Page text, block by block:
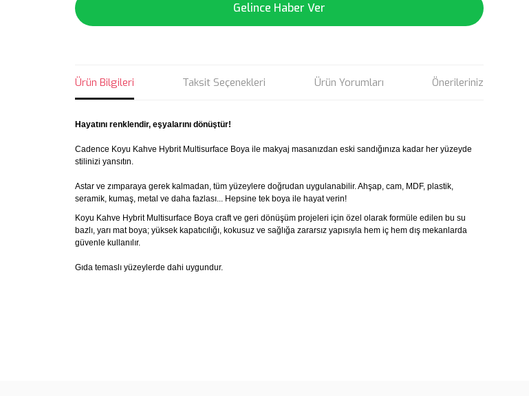
Gelince Haber Ver
Ürün Bilgileri Taksit Seçenekleri Ürün Yorumları Önerileriniz
Hayatını renklendir, eşyalarını dönüştür!
Cadence Koyu Kahve Hybrit Multisurface Boya ile makyaj masanızdan eski sandığınıza kadar her yüzeyde
stilinizi yansıtın.
Astar ve zımparaya gerek kalmadan, tüm yüzeylere doğrudan uygulanabilir. Ahşap, cam, MDF, plastik,
seramik, kumaş, metal ve daha fazlası... Hepsine tek boya ile hayat verin!
Koyu Kahve Hybrit Multisurface Boya craft ve geri dönüşüm projeleri için özel olarak formüle edilen bu su
bazlı, yarı mat boya; yüksek kapatıcılığı, kokusuz ve sağlığa zararsız yapısıyla hem iç hem dış mekanlarda
güvenle kullanılır.
Gıda temaslı yüzeylerde dahi uygundur.